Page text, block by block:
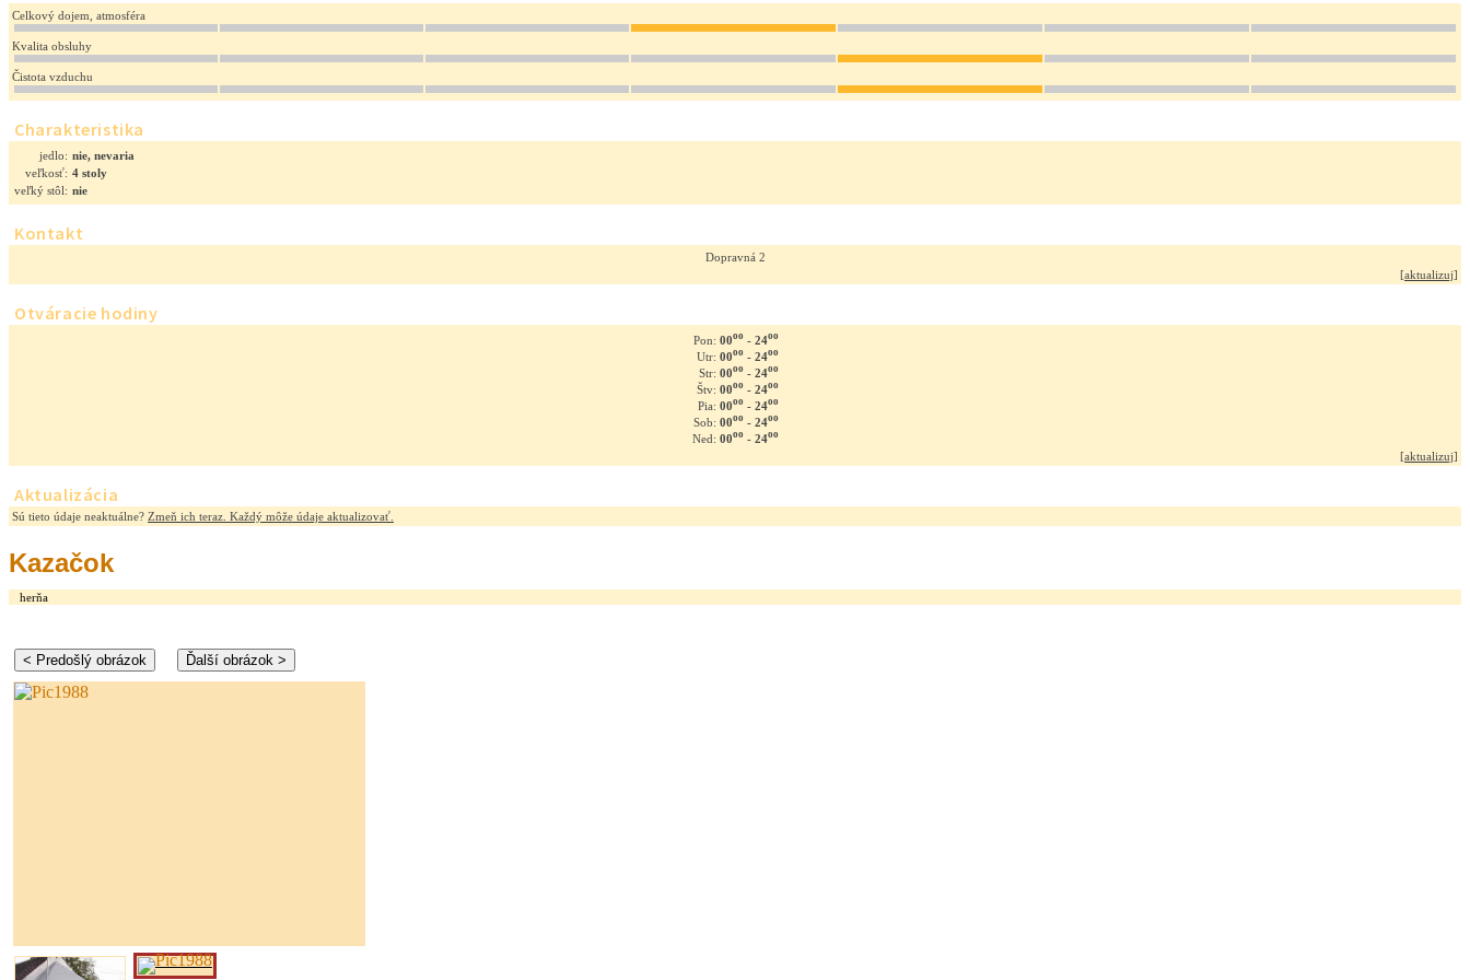
Celkový dojem, atmosféra
Kvalita obsluhy
Čistota vzduchu
Charakteristika
jedlo: nie, nevaria
veľkosť: 4 stoly
veľký stôl: nie
Kontakt
Dopravná 2
[aktualizuj]
Otváracie hodiny
Pon: 00oo- 24oo
Utr: 00oo- 24oo
Str: 00oo- 24oo
Štv: 00oo- 24oo
Pia: 00oo- 24oo
Sob: 00oo- 24oo
Ned: 00oo- 24oo
[aktualizuj]
Aktualizácia
Sú tieto údaje neaktuálne? Zmeň ich teraz. Každý môže údaje aktualizovať.
Kazačok
herňa